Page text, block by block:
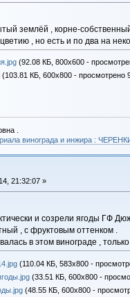
землёй , корне-
, но есть и по два на
(92.08 КБ, 800x600 -
(103.81 КБ, 600x800 - просмотрено
.
винограда и инжира :
21:32:07 »
и созрели ягоды ГФ
, с фруктовым оттенком .
в этом винограде ,
(110.04 КБ, 583x800 -
(33.51 КБ, 600x800 -
(48.55 КБ, 600x800 -